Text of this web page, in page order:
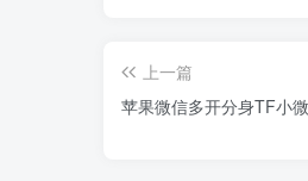
上一篇
苹果微信多开分身TF小